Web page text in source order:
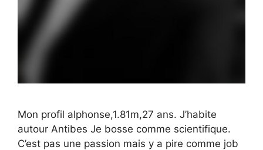
Mon profil alphonse,1.81m,27 ans. J’habite
autour Antibes Je bosse comme scientifique.
C’est pas une passion mais y a pire comme job